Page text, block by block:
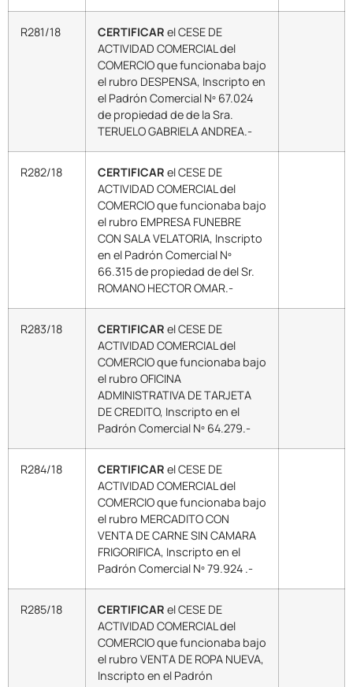
R281/18 CERTIFICAR el CESE DE
ACTIVIDAD COMERCIAL del
COMERCIO que funcionaba bajo
el rubro DESPENSA, Inscripto en
el Padrón Comercial Nº 67.024
de propiedad de de la Sra.
TERUELO GABRIELA ANDREA.-
R282/18 CERTIFICAR el CESE DE
ACTIVIDAD COMERCIAL del
COMERCIO que funcionaba bajo
el rubro EMPRESA FUNEBRE
CON SALA VELATORIA, Inscripto
en el Padrón Comercial Nº
66.315 de propiedad de del Sr.
ROMANO HECTOR OMAR.-
R283/18 CERTIFICAR el CESE DE
ACTIVIDAD COMERCIAL del
COMERCIO que funcionaba bajo
el rubro OFICINA
ADMINISTRATIVA DE TARJETA
DE CREDITO, Inscripto en el
Padrón Comercial Nº 64.279.-
R284/18 CERTIFICAR el CESE DE
ACTIVIDAD COMERCIAL del
COMERCIO que funcionaba bajo
el rubro MERCADITO CON
VENTA DE CARNE SIN CAMARA
FRIGORIFICA, Inscripto en el
Padrón Comercial Nº 79.924 .-
R285/18 CERTIFICAR el CESE DE
ACTIVIDAD COMERCIAL del
COMERCIO que funcionaba bajo
el rubro VENTA DE ROPA NUEVA,
Inscripto en el Padrón